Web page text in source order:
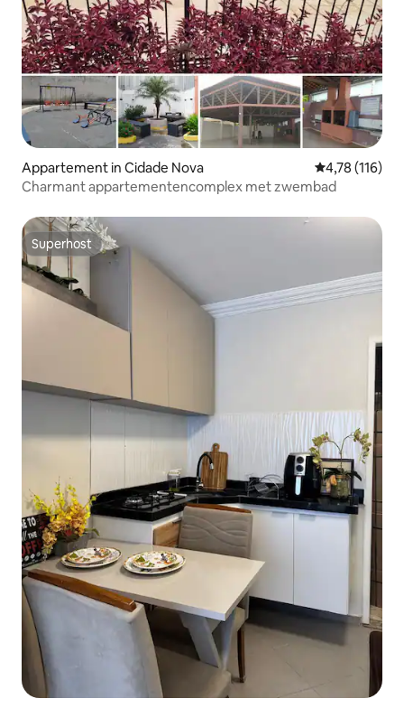
Appartement in Cidade Nova Gemiddelde
4,78 (116)
Charmant appartementencomplex met zwembad
Superhost
Superhost